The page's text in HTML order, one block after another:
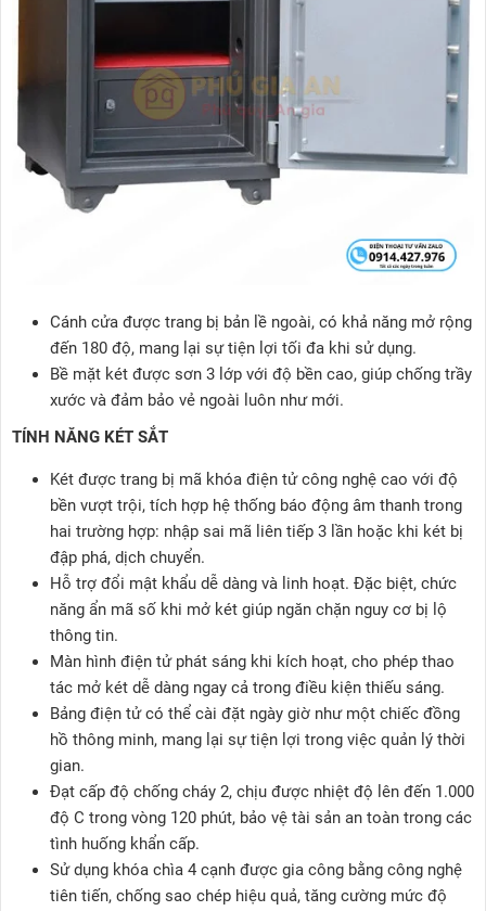
Cánh cửa được trang bị bản lề ngoài, có khả năng mở rộng
đến 180 độ, mang lại sự tiện lợi tối đa khi sử dụng.
Bề mặt két được sơn 3 lớp với độ bền cao, giúp chống trầy
xước và đảm bảo vẻ ngoài luôn như mới.
TÍNH NĂNG KÉT SẮT
Két được trang bị mã khóa điện tử công nghệ cao với độ
bền vượt trội, tích hợp hệ thống báo động âm thanh trong
hai trường hợp: nhập sai mã liên tiếp 3 lần hoặc khi két bị
đập phá, dịch chuyển.
Hỗ trợ đổi mật khẩu dễ dàng và linh hoạt. Đặc biệt, chức
năng ẩn mã số khi mở két giúp ngăn chặn nguy cơ bị lộ
thông tin.
Màn hình điện tử phát sáng khi kích hoạt, cho phép thao
tác mở két dễ dàng ngay cả trong điều kiện thiếu sáng.
Bảng điện tử có thể cài đặt ngày giờ như một chiếc đồng
hồ thông minh, mang lại sự tiện lợi trong việc quản lý thời
gian.
Đạt cấp độ chống cháy 2, chịu được nhiệt độ lên đến 1.000
độ C trong vòng 120 phút, bảo vệ tài sản an toàn trong các
tình huống khẩn cấp.
Sử dụng khóa chìa 4 cạnh được gia công bằng công nghệ
tiên tiến, chống sao chép hiệu quả, tăng cường mức độ